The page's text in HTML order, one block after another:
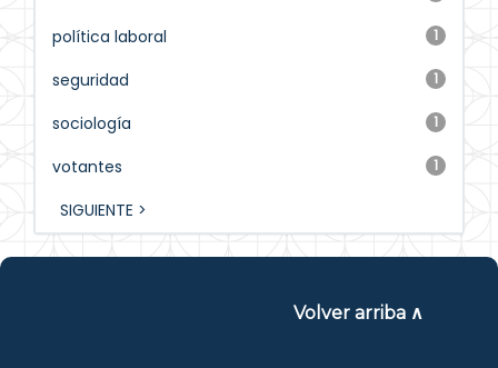
1
política laboral
1
seguridad
1
sociología
1
votantes
SIGUIENTE >
Volver arriba ∧